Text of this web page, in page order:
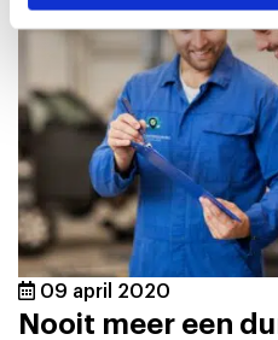
09 april 2020
Nooit meer een